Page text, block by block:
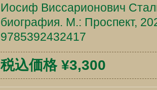
Иосиф Виссарионович
биография. М.: Проспект,
9785392432417
税込価格 ¥3,300